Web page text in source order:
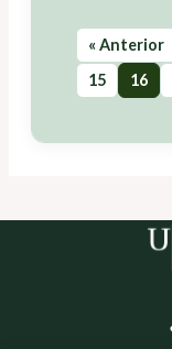
« Anterior
15
16